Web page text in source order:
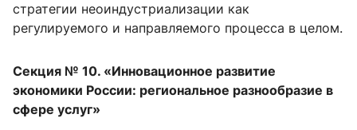
стратегии неоиндустриализации как
регулируемого и направляемого процесса в целом.
Секция № 10. «Инновационное развитие
экономики России: региональное разнообразие в
сфере услуг»